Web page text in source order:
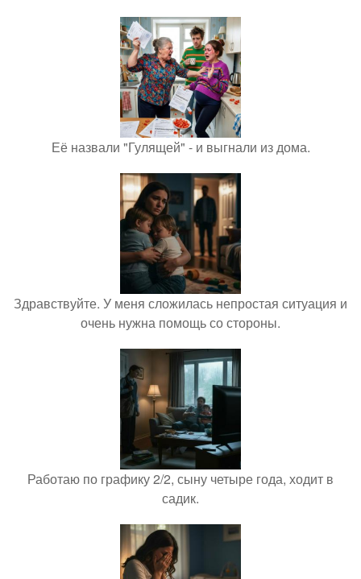
Её назвали "Гулящей" - и выгнали из дома.
Здравствуйте. У меня сложилась непростая ситуация и
очень нужна помощь со стороны.
Работаю по графику 2/2, сыну четыре года, ходит в
садик.